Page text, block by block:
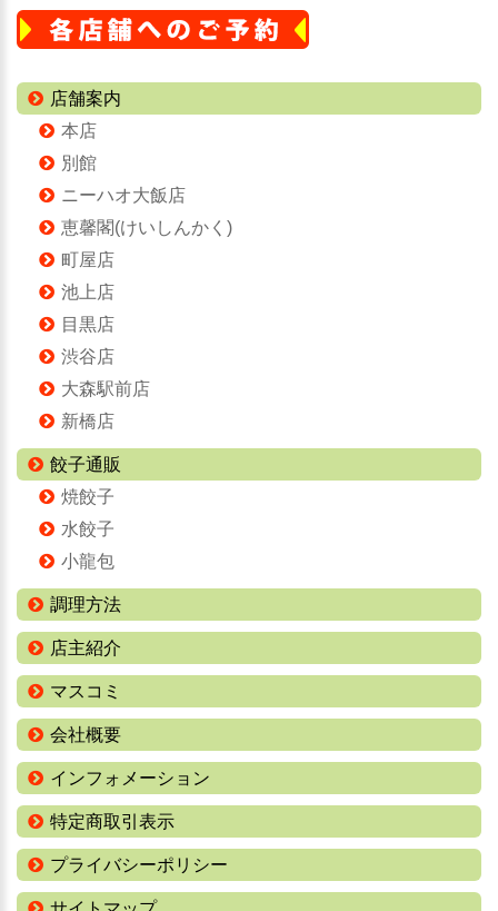
店舗案内
本店
別館
ニーハオ大飯店
恵馨閣(けいしんかく)
町屋店
池上店
目黒店
渋谷店
大森駅前店
新橋店
餃子通販
焼餃子
水餃子
小龍包
調理方法
店主紹介
マスコミ
会社概要
インフォメーション
特定商取引表示
プライバシーポリシー